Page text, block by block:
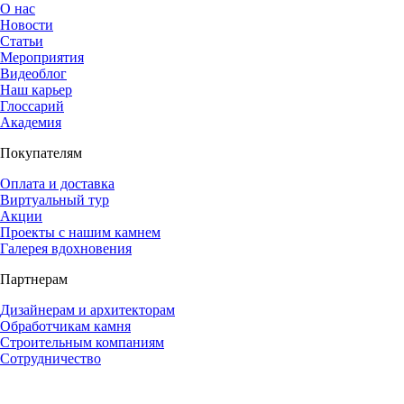
О нас
Новости
Статьи
Мероприятия
Видеоблог
Наш карьер
Глоссарий
Академия
Покупателям
Оплата и доставка
Виртуальный тур
Акции
Проекты с нашим камнем
Галерея вдохновения
Партнерам
Дизайнерам и архитекторам
Обработчикам камня
Строительным компаниям
Сотрудничество